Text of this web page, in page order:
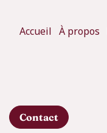
Accueil À propos
Contact